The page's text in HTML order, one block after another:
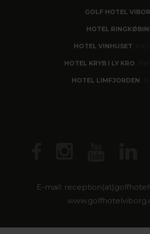
GOLF HOTEL
HOTEL
HOTEL VINHUSET
HOTEL KRYB I LY KRO
HOTEL LIMFJORDEN
E-mail: